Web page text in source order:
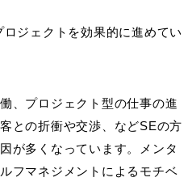
ジェクトを効果的に進めてい
、プロジェクト型の仕事の進
との折衝や交渉、などSEの方
が多くなっています。メンタ
フマネジメントによるモチベ